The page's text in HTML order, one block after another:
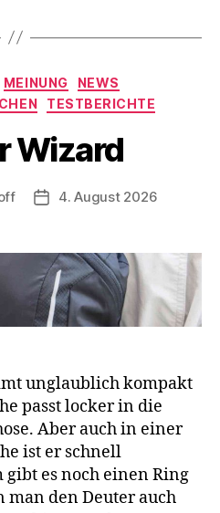
Kategorien
MEINUNG
NEWS
TESTBERICHTE
Wizard
Veröffentlichungsdatum
4. August 2026
unglaublich kompakt
passt locker in die
Aber auch in einer
ist er schnell
es noch einen Ring
man den Deuter auch